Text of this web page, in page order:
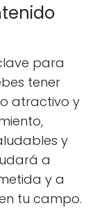
para
tener
atractivo y
y
a
y a
tu campo.